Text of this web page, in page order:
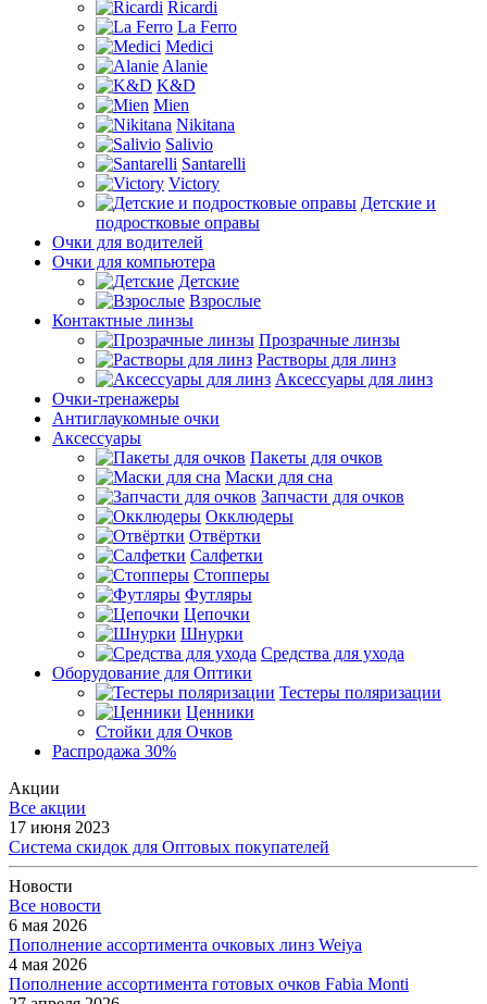
Ricardi
La Ferro
Medici
Alanie
K&D
Mien
Nikitana
Salivio
Santarelli
Victory
Детские и
подростковые оправы
Очки для водителей
Очки для компьютера
Детские
Взрослые
Контактные линзы
Прозрачные линзы
Растворы для линз
Аксессуары для линз
Очки-тренажеры
Антиглаукомные очки
Аксессуары
Пакеты для очков
Маски для сна
Запчасти для очков
Окклюдеры
Отвёртки
Салфетки
Стопперы
Футляры
Цепочки
Шнурки
Средства для ухода
Оборудование для Оптики
Тестеры поляризации
Ценники
Стойки для Очков
Распродажа 30%
Акции
Все акции
17 июня 2023
Система скидок для Оптовых покупателей
Новости
Все новости
6 мая 2026
Пополнение ассортимента очковых линз Weiya
4 мая 2026
Пополнение ассортимента готовых очков Fabia Monti